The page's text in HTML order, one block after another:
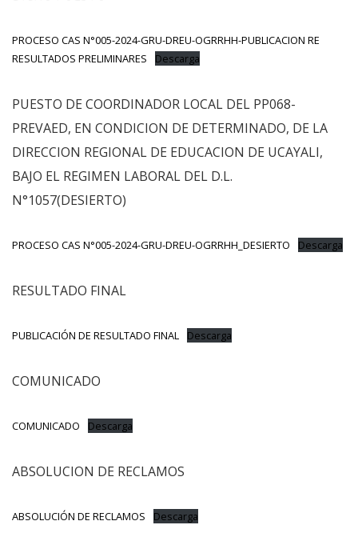
PROCESO CAS N°005-2024-GRU-DREU-OGRRHH-PUBLICACION RE
RESULTADOS PRELIMINARES
Descarga
PUESTO DE COORDINADOR LOCAL DEL PP068-
PREVAED, EN CONDICION DE DETERMINADO, DE LA
DIRECCION REGIONAL DE EDUCACION DE UCAYALI,
BAJO EL REGIMEN LABORAL DEL D.L.
N°1057(DESIERTO)
PROCESO CAS N°005-2024-GRU-DREU-OGRRHH_DESIERTO Descarga
RESULTADO FINAL
PUBLICACIÓN DE RESULTADO FINAL Descarga
COMUNICADO
COMUNICADO Descarga
ABSOLUCION DE RECLAMOS
ABSOLUCIÓN DE RECLAMOS Descarga